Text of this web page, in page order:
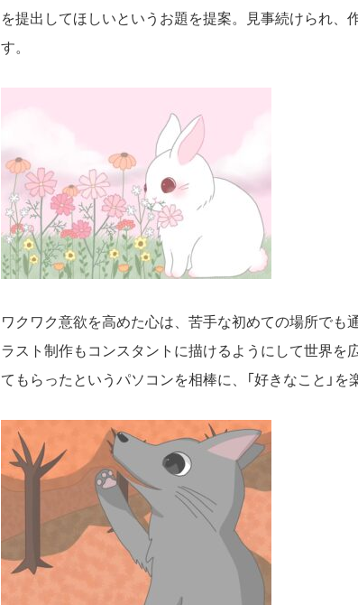
を提出してほしいというお題を提案。見事続けられ、
す。
ワクワク意欲を高めた心は、苦手な初めての場所でも
ラスト制作もコンスタントに描けるようにして世界を
てもらったというパソコンを相棒に、「好きなこと」を